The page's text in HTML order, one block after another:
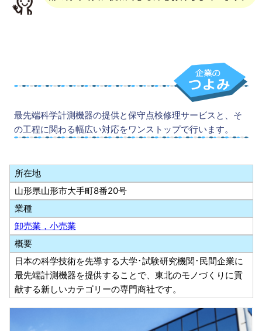
最先端科学計測機器の提供と保守点検修理サービスと、そ
の工程に関わる幅広い対応をワンストップで行います。
所在地
山形県山形市大手町8番20号
業種
卸売業，小売業
概要
日本の科学技術を先導する大学･試験研究機関･民間企業に
最先端計測機器を提供することで、東北のモノづくりに貢
献する新しいカテゴリーの専門商社です。